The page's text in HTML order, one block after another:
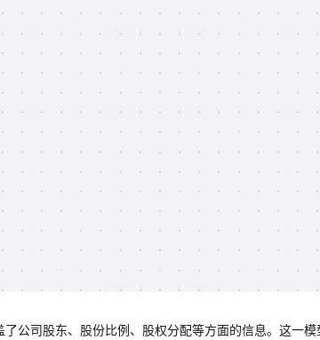
公司股东、股份比例、股权分配等方面的信息。这一模